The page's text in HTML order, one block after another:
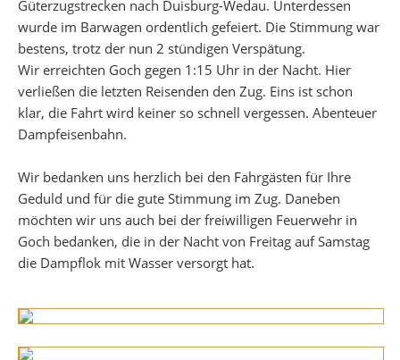
Güterzugstrecken nach Duisburg-Wedau. Unterdessen
wurde im Barwagen ordentlich gefeiert. Die Stimmung war
bestens, trotz der nun 2 stündigen Verspätung.
Wir erreichten Goch gegen 1:15 Uhr in der Nacht. Hier
verließen die letzten Reisenden den Zug. Eins ist schon
klar, die Fahrt wird keiner so schnell vergessen. Abenteuer
Dampfeisenbahn.
Wir bedanken uns herzlich bei den Fahrgästen für Ihre
Geduld und für die gute Stimmung im Zug. Daneben
möchten wir uns auch bei der freiwilligen Feuerwehr in
Goch bedanken, die in der Nacht von Freitag auf Samstag
die Dampflok mit Wasser versorgt hat.